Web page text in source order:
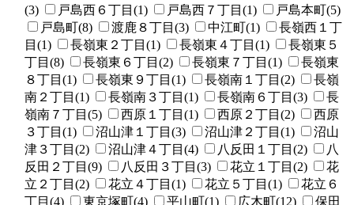
(3)
戸島西６丁目(1) 戸島西７丁目(1)
戸島本町(5)
戸島町(8)
渡鹿８丁目(3) 中江町(1)
長嶺西１丁
目(1)
長嶺東２丁目(1) 長嶺東４丁目(1)
長嶺東５
丁目(8)
長嶺東６丁目(2) 長嶺東７丁目(1)
長嶺東
８丁目(1)
長嶺東９丁目(1) 長嶺南１丁目(2)
長嶺
南２丁目(1)
長嶺南３丁目(1) 長嶺南６丁目(3)
長
嶺南７丁目(5)
西原１丁目(1) 西原２丁目(2)
西原
３丁目(1)
沼山津１丁目(3) 沼山津２丁目(1)
沼山
津３丁目(2)
沼山津４丁目(4) 八反田１丁目(2)
八
反田２丁目(9)
八反田３丁目(3) 花立１丁目(2)
花
立２丁目(2)
花立４丁目(1) 花立５丁目(1)
花立６
丁目(4)
東京塚町(4) 平山町(1) 広木町(12) 保田